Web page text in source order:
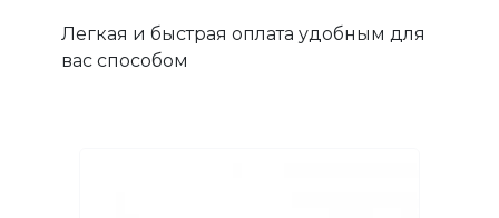
Легкая и быстрая оплата удобным для
вас способом